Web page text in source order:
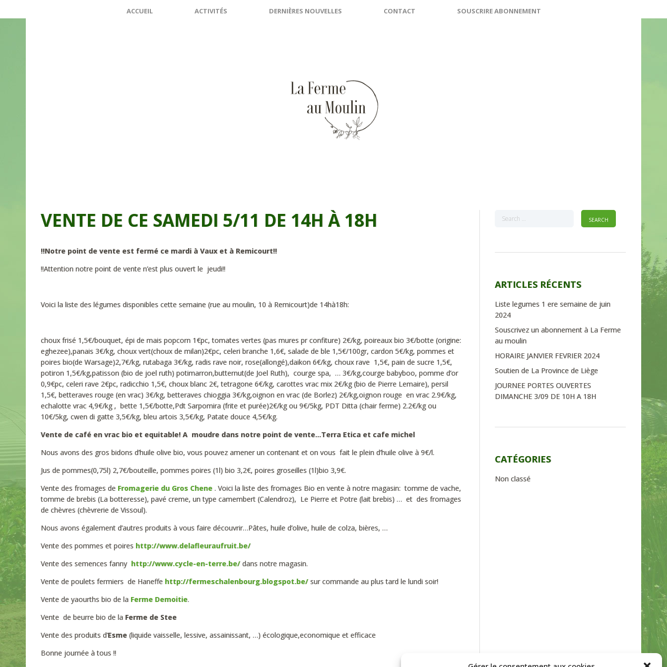
ACCUEIL ACTIVITÉS DERNIÈRES NOUVELLES CONTACT SOUSCRIRE ABONNEMENT
VENTE DE CE SAMEDI 5/11 DE 14H À 18H
!!Notre point de vente est fermé ce mardi à Vaux et à Remicourt!!
!!Attention notre point de vente n’est plus ouvert le jeudi!!
Voici la liste des légumes disponibles cette semaine (rue au moulin, 10 à Remicourt)de 14hà18h:
choux frisé 1,5€/bouquet, épi de mais popcorn 1€pc, tomates vertes (pas mures pr confiture) 2€/kg, poireaux bio 3€/botte (origine:
eghezee),panais 3€/kg, choux vert(choux de milan)2€pc, celeri branche 1,6€, salade de ble 1,5€/100gr, cardon 5€/kg, pommes et
poires bio(de Warsage)2,7€/kg, rutabaga 3€/kg, radis rave noir, rose(allongé),daikon 6€/kg, choux rave 1,5€, pain de sucre 1,5€,
potiron 1,5€/kg,patisson (bio de joel ruth) potimarron,butternut(de Joel Ruth), courge spa, … 3€/kg,courge babyboo, pomme d’or
0,9€pc, celeri rave 2€pc, radicchio 1,5€, choux blanc 2€, tetragone 6€/kg, carottes vrac mix 2€/kg (bio de Pierre Lemaire), persil
1,5€, betteraves rouge (en vrac) 3€/kg, betteraves chioggia 3€/kg,oignon en vrac (de Borlez) 2€/kg,oignon rouge en vrac 2.9€/kg,
echalotte vrac 4,9€/kg , bette 1,5€/botte,Pdt Sarpomira (frite et purée)2€/kg ou 9€/5kg, PDT Ditta (chair ferme) 2.2€/kg ou
10€/5kg, cwen di gatte 3,5€/kg, bleu artois 3,5€/kg, Patate douce 4,5€/kg.
Vente de café en vrac bio et equitable! A moudre dans notre point de vente…Terra Etica et cafe michel
Nous avons des gros bidons d’huile olive bio, vous pouvez amener un contenant et on vous fait le plein d’huile olive à 9€/l.
Jus de pommes(0,75l) 2,7€/bouteille, pommes poires (1l) bio 3,2€, poires groseilles (1l)bio 3,9€.
Vente des fromages de Fromagerie du Gros Chene . Voici la liste des fromages Bio en vente à notre magasin: tomme de vache,
tomme de brebis (La botteresse), pavé creme, un type camembert (Calendroz), Le Pierre et Potre (lait brebis) … et des fromages
de chèvres (chèvrerie de Vissoul).
Nous avons également d’autres produits à vous faire découvrir…Pâtes, huile d’olive, huile de colza, bières, …
Vente des pommes et poires http://www.delafleuraufruit.be/
Vente des semences fanny http://www.cycle-en-terre.be/ dans notre magasin.
Vente de poulets fermiers de Haneffe http://fermeschalenbourg.blogspot.be/ sur commande au plus tard le lundi soir!
Vente de yaourths bio de la Ferme Demoitie.
Vente de beurre bio de la Ferme de Stee
Vente des produits d’Esme (liquide vaisselle, lessive, assainissant, …) écologique,economique et efficace
Bonne journée à tous !!
ARTICLES RÉCENTS
Liste legumes 1 ere semaine de juin
2024
Souscrivez un abonnement à La Ferme
au moulin
HORAIRE JANVIER FEVRIER 2024
Soutien de La Province de Liège
JOURNEE PORTES OUVERTES
DIMANCHE 3/09 DE 10H A 18H
CATÉGORIES
Non classé